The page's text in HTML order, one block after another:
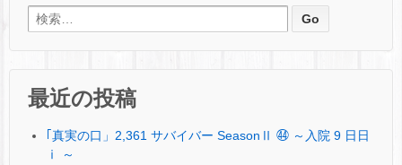
検索:
最近の投稿
｢真実の口」2,361 サバイバー SeasonⅡ ㊹ ～入院 9 日日
ⅰ ～